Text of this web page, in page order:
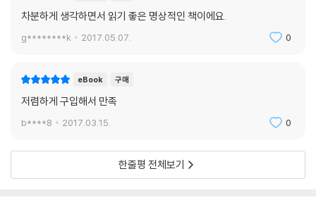
차분하게 생각하면서 읽기 좋은 명상적인 책이에요.
g********k 2017.05.07. 0
eBook 구매
저렴하게 구입해서 만족
b****8 2017.03.15. 0
한줄평 전체보기